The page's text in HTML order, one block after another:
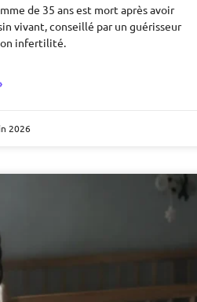
de 35 ans est mort après avoir
vivant, conseillé par un guérisseur
infertilité.
2026